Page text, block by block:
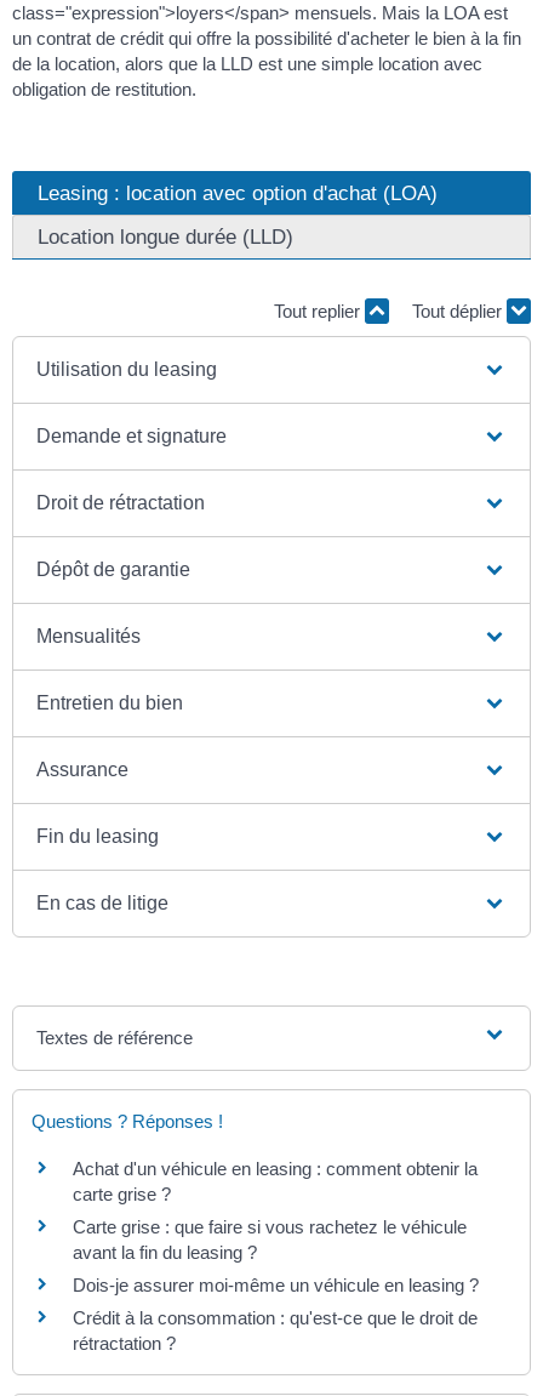
class="expression">loyers</span> mensuels. Mais la LOA est
un contrat de crédit qui offre la possibilité d'acheter le bien à la fin
de la location, alors que la LLD est une simple location avec
obligation de restitution.
Leasing : location avec option d'achat (LOA)
Location longue durée (LLD)
Tout replier Tout déplier
Utilisation du leasing
Demande et signature
Droit de rétractation
Dépôt de garantie
Mensualités
Entretien du bien
Assurance
Fin du leasing
En cas de litige
Textes de référence
Questions ? Réponses !
Achat d'un véhicule en leasing : comment obtenir la
carte grise ?
Carte grise : que faire si vous rachetez le véhicule
avant la fin du leasing ?
Dois-je assurer moi-même un véhicule en leasing ?
Crédit à la consommation : qu'est-ce que le droit de
rétractation ?